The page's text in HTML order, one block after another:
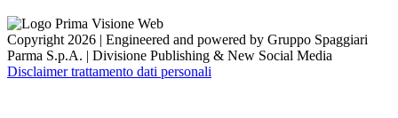
Copyright 2026 | Engineered and powered by Gruppo Spaggiari
Parma S.p.A. | Divisione Publishing & New Social Media
Disclaimer trattamento dati personali